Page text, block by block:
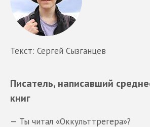
Текст: Сергей Сызганцев
Писатель, написавший
книг
— Ты читал «Оккульттрегера»?